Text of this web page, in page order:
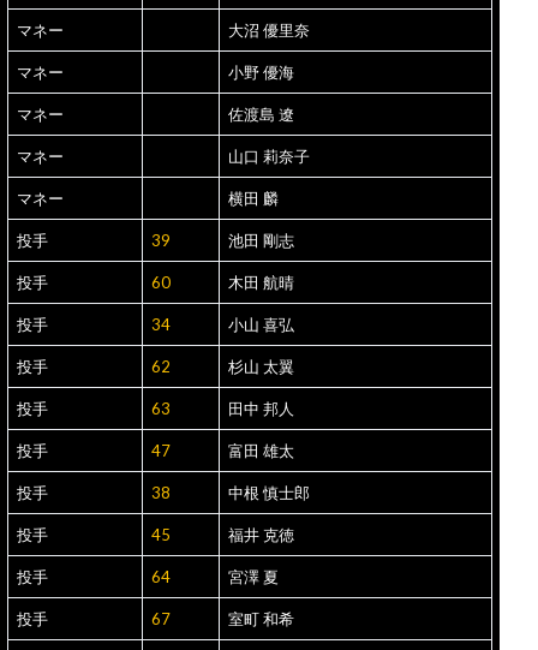
マネー 大沼 優里奈
マネー 小野 優海
マネー 佐渡島 遼
マネー 山口 莉奈子
マネー 横田 麟
投手 39 池田 剛志
投手 60 木田 航晴
投手 34 小山 喜弘
投手 62 杉山 太翼
投手 63 田中 邦人
投手 47 富田 雄太
投手 38 中根 慎士郎
投手 45 福井 克徳
投手 64 宮澤 夏
投手 67 室町 和希